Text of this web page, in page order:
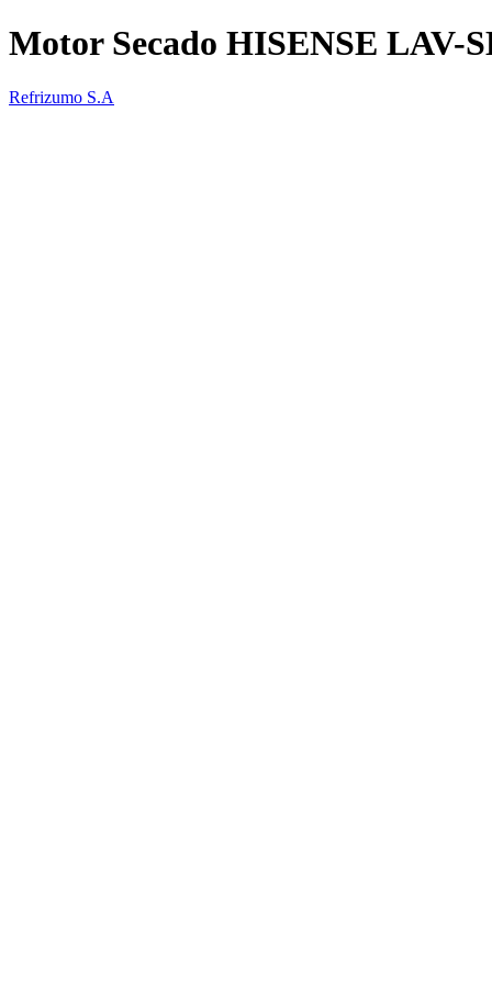
Motor Secado HISENSE LAV-
Refrizumo S.A